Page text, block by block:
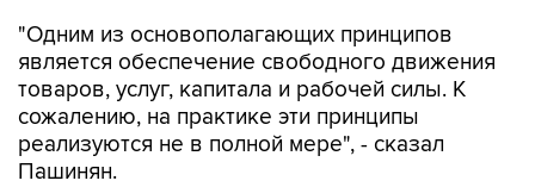
"Одним из основополагающих принципов
является обеспечение свободного движения
товаров, услуг, капитала и рабочей силы. К
сожалению, на практике эти принципы
реализуются не в полной мере", - сказал
Пашинян.